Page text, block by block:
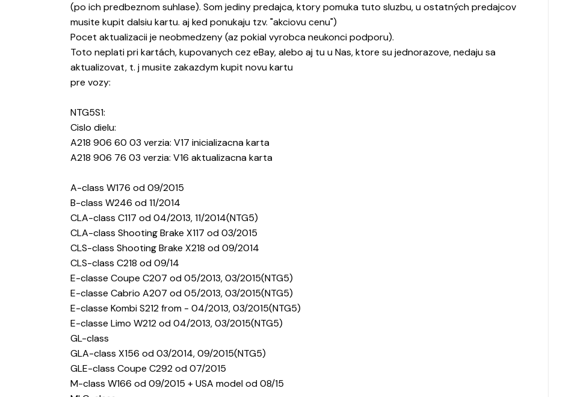
(po ich predbeznom suhlase). Som jediny predajca, ktory pomuka tuto sluzbu, u ostatných predajcov
musite kupit dalsiu kartu. aj ked ponukaju tzv. "akciovu cenu")
Pocet aktualizacii je neobmedzeny (az pokial vyrobca neukonci podporu).
Toto neplati pri kartách, kupovanych cez eBay, alebo aj tu u Nas, ktore su jednorazove, nedaju sa
aktualizovat, t. j musite zakazdym kupit novu kartu
pre vozy:
NTG5S1:
Cislo dielu:
A218 906 60 03 verzia: V17 inicializacna karta
A218 906 76 03 verzia: V16 aktualizacna karta
A-class W176 od 09/2015
B-class W246 od 11/2014
CLA-class C117 od 04/2013, 11/2014(NTG5)
CLA-class Shooting Brake X117 od 03/2015
CLS-class Shooting Brake X218 od 09/2014
CLS-class C218 od 09/14
E-classe Coupe C207 od 05/2013, 03/2015(NTG5)
E-classe Cabrio A207 od 05/2013, 03/2015(NTG5)
E-classe Kombi S212 from - 04/2013, 03/2015(NTG5)
E-classe Limo W212 od 04/2013, 03/2015(NTG5)
GL-class
GLA-class X156 od 03/2014, 09/2015(NTG5)
GLE-class Coupe C292 od 07/2015
M-class W166 od 09/2015 + USA model od 08/15